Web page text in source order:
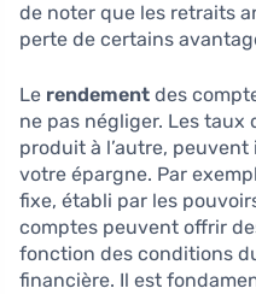
de noter que les retraits
perte de certains
Le rendement des
ne pas négliger. Les taux
produit à l’autre,
votre épargne. Par
fixe, établi par les
comptes peuvent offrir
fonction des conditions
financière. Il est